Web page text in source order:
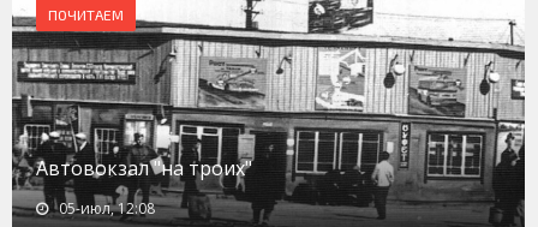
ПОЧИТАЕМ
Автовокзал "на троих"
05-июл, 12:08